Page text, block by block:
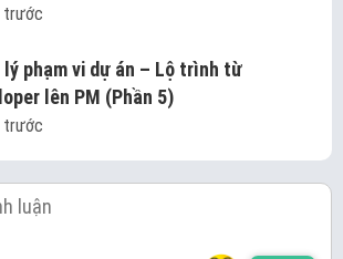
trước
lý phạm vi dự án – Lộ trình từ
lên PM (Phần 5)
trước